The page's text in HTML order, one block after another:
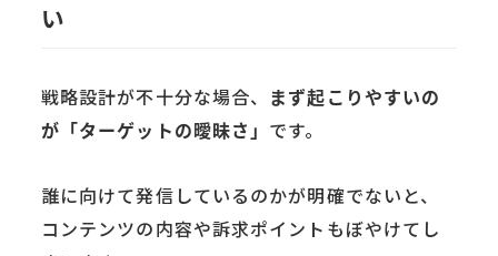
い
戦略設計が不十分な場合、 まず起こりやすいの
が「ターゲットの曖昧さ」 です。
誰に向けて発信しているのかが明確でないと、
コンテンツの内容や訴求ポイントもぼやけてし